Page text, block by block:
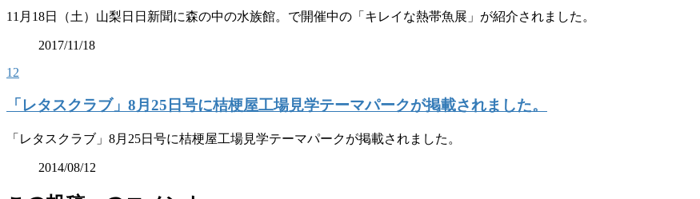
11月18日（土）山梨日日新聞に森の中の水族館。で開催中の「キレイな熱帯魚展」が紹介されました。
2017/11/18
12
「レタスクラブ」8月25日号に桔梗屋工場見学テーマパークが掲載されました。
「レタスクラブ」8月25日号に桔梗屋工場見学テーマパークが掲載されました。
2014/08/12